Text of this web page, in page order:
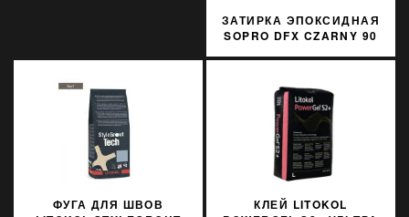
ЗАТИРКА ЭПОКСИДНАЯ
SOPRO DFX CZARNY 90
ФУГА ДЛЯ ШВОВ
КЛЕЙ LITOKOL